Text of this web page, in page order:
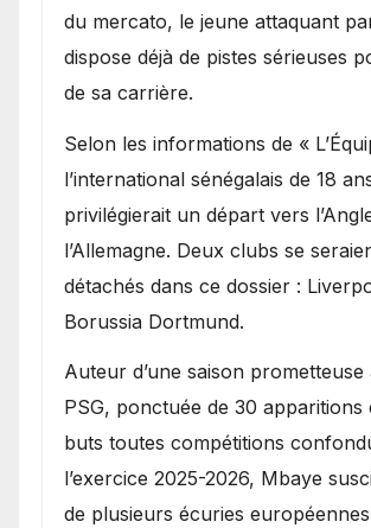
du mercato, le jeune attaquant
dispose déjà de pistes sérieuses
de sa carrière.
Selon les informations de «
l’international sénégalais de 18
privilégierait un départ vers
l’Allemagne. Deux clubs se
détachés dans ce dossier :
Borussia Dortmund.
Auteur d’une saison prometteuse
PSG, ponctuée de 30 apparitions
buts toutes compétitions
l’exercice 2025-2026, Mbaye
de plusieurs écuries